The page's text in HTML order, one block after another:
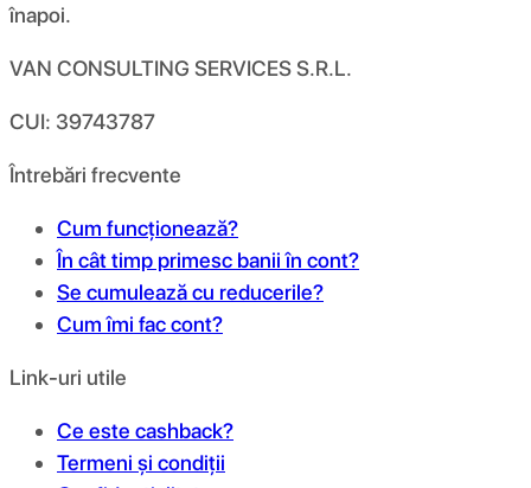
înapoi.
VAN CONSULTING SERVICES S.R.L.
CUI: 39743787
Întrebări frecvente
Cum funcționează?
În cât timp primesc banii în cont?
Se cumulează cu reducerile?
Cum îmi fac cont?
Link-uri utile
Ce este cashback?
Termeni și condiții